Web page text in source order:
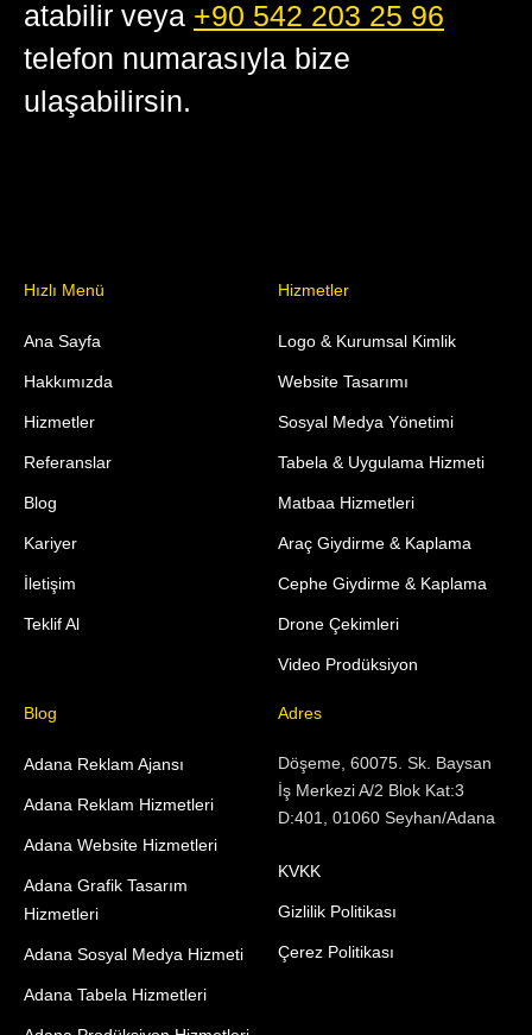
atabilir veya +90 542 203 25 96
telefon numarasıyla bize
ulaşabilirsin.
Hızlı Menü
Ana Sayfa
Hakkımızda
Hizmetler
Referanslar
Blog
Kariyer
İletişim
Teklif Al
Hizmetler
Logo & Kurumsal Kimlik
Website Tasarımı
Sosyal Medya Yönetimi
Tabela & Uygulama Hizmeti
Matbaa Hizmetleri
Araç Giydirme & Kaplama
Cephe Giydirme & Kaplama
Drone Çekimleri
Video Prodüksiyon
Blog
Adana Reklam Ajansı
Adana Reklam Hizmetleri
Adana Website Hizmetleri
Adana Grafik Tasarım
Hizmetleri
Adana Sosyal Medya Hizmeti
Adana Tabela Hizmetleri
Adres
Döşeme, 60075. Sk. Baysan
İş Merkezi A/2 Blok Kat:3
D:401, 01060 Seyhan/Adana
KVKK
Gizlilik Politikası
Çerez Politikası